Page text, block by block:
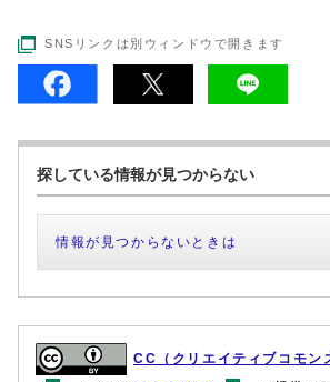
SNSリンクは別ウィンドウで開きます
探している情報が見つからない
情報が見つからないときは
CC（クリエイティブコモン